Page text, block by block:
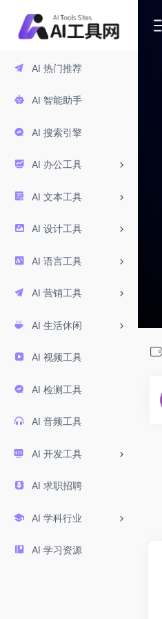
AI 热门推荐
AI 智能助手
AI 搜索引擎
AI 办公工具
AI 文本工具
AI 设计工具
AI 语言工具
AI 营销工具
AI 生活休闲
AI 视频工具
AI 检测工具
AI 音频工具
AI 开发工具
AI 求职招聘
AI 学科行业
AI 学习资源